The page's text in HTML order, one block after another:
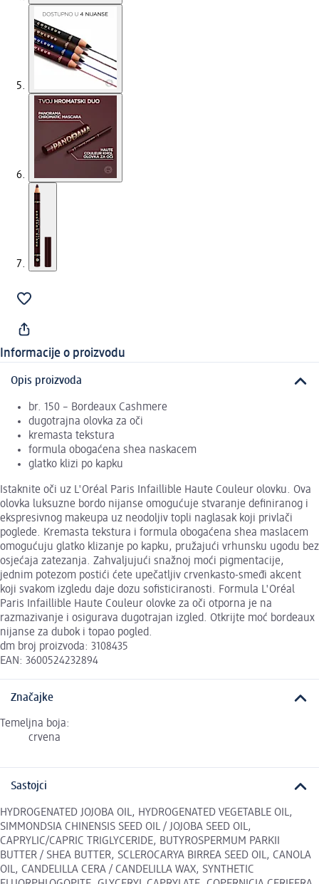
Informacije o proizvodu
Opis proizvoda
br. 150 – Bordeaux Cashmere
dugotrajna olovka za oči
kremasta tekstura
formula obogaćena shea naskacem
glatko klizi po kapku
Istaknite oči uz L'Oréal Paris Infaillible Haute Couleur olovku. Ova
olovka luksuzne bordo nijanse omogućuje stvaranje definiranog i
ekspresivnog makeupa uz neodoljiv topli naglasak koji privlači
poglede. Kremasta tekstura i formula obogaćena shea maslacem
omogućuju glatko klizanje po kapku, pružajući vrhunsku ugodu bez
osjećaja zatezanja. Zahvaljujući snažnoj moći pigmentacije,
jednim potezom postići ćete upečatljiv crvenkasto-smeđi akcent
koji svakom izgledu daje dozu sofisticiranosti. Formula L'Oréal
Paris Infaillible Haute Couleur olovke za oči otporna je na
razmazivanje i osigurava dugotrajan izgled. Otkrijte moć bordeaux
nijanse za dubok i topao pogled.
dm broj proizvoda: 3108435
EAN: 3600524232894
Značajke
Temeljna boja:
crvena
Sastojci
HYDROGENATED JOJOBA OIL, HYDROGENATED VEGETABLE OIL,
SIMMONDSIA CHINENSIS SEED OIL / JOJOBA SEED OIL,
CAPRYLIC/CAPRIC TRIGLYCERIDE, BUTYROSPERMUM PARKII
BUTTER / SHEA BUTTER, SCLEROCARYA BIRREA SEED OIL, CANOLA
OIL, CANDELILLA CERA / CANDELILLA WAX, SYNTHETIC